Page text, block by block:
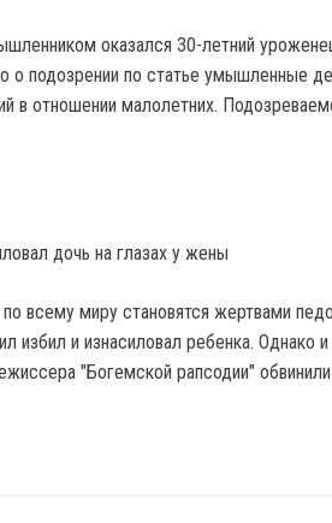
оказался 30-летний
о подозрении по статье умышленные
в отношении малолетних.
дочь на глазах у жены
всему миру становятся жертвами
избил и изнасиловал ребенка. Однако
"Богемской рапсодии"